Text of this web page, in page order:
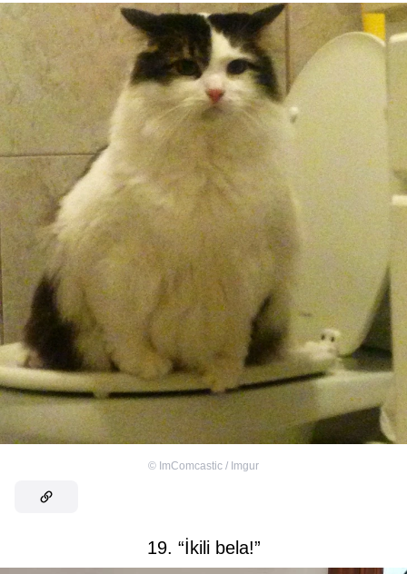
© ImComcastic / Imgur
19. “İkili bela!”